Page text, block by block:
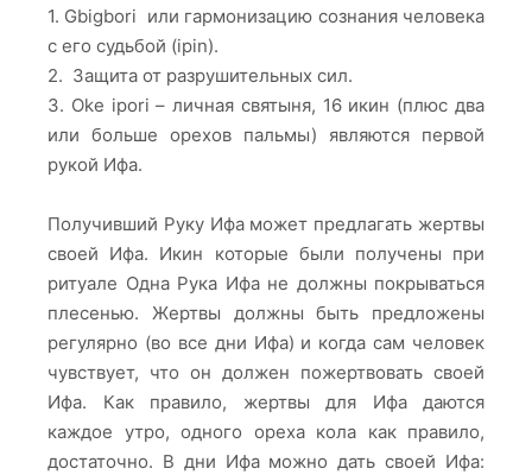
1. Gbigbori или гармонизацию сознания человека
с его судьбой (ipin).
2. Защита от разрушительных сил.
3. Oke ipori – личная святыня, 16 икин (плюс два
или больше орехов пальмы) являются первой
рукой Ифа.
Получивший Руку Ифа может предлагать жертвы
своей Ифа. Икин которые были получены при
ритуале Одна Рука Ифа не должны покрываться
плесенью. Жертвы должны быть предложены
регулярно (во все дни Ифа) и когда сам человек
чувствует, что он должен пожертвовать своей
Ифа. Как правило, жертвы для Ифа даются
каждое утро, одного ореха кола как правило,
достаточно. В дни Ифа можно дать своей Ифа: